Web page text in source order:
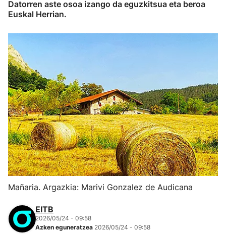
Datorren aste osoa izango da eguzkitsua eta beroa
Euskal Herrian.
Mañaria. Argazkia: Marivi Gonzalez de Audicana
EITB
2026/05/24 - 09:58
Azken eguneratzea 2026/05/24 - 09:58